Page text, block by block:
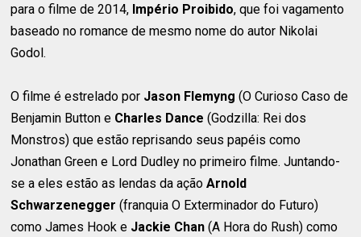
para o filme de 2014, Império Proibido, que foi vagamento
baseado no romance de mesmo nome do autor Nikolai
Godol.
O filme é estrelado por Jason Flemyng (O Curioso Caso de
Benjamin Button e Charles Dance(Godzilla: Rei dos
Monstros) que estão reprisando seus papéis como
Jonathan Green e Lord Dudley no primeiro filme. Juntando-
se a eles estão as lendas da açãoArnold
Schwarzenegger (franquia O Exterminador do Futuro)
como James Hook e Jackie Chan (A Hora do Rush) como